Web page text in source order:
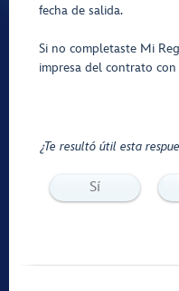
fecha de salida.
Si no completaste Mi
impresa del contrato
¿Te resultó útil esta
Sí